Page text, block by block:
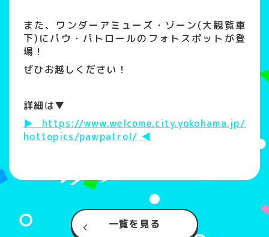
また、ワンダーアミューズ・ゾーン(大観覧車
下)にパウ・パトロールのフォトスポットが登
場！
ぜひお越しください！
詳細は▼
https://www.welcome.city.yokohama.jp/
hottopics/pawpatrol/
一覧を見る